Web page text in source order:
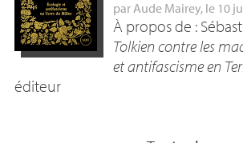
par Aude Mairey, le 10
À propos de :
Tolkien contre les
et antifascisme en
éditeur